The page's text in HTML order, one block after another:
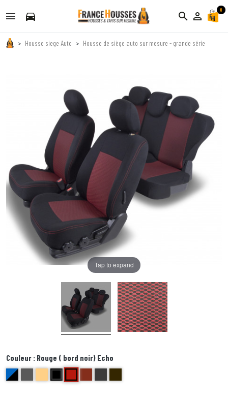
directions_car search person_outline
0
Housse siege Auto Housse de siège auto sur mesure - grande série
Tap to expand
Couleur : Rouge ( bord noir) Echo
bleu et noir Delta
anthracite golf
beige bravo
noir centre gris bord noir foxtrot
Rouge ( bord noir) Echo